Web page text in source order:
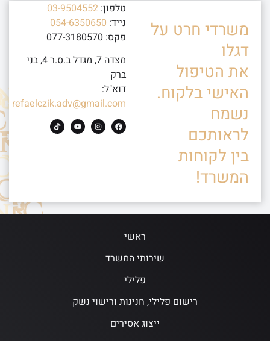
משרדי חרט על
דגלו
את הטיפול
האישי בלקוח.
נשמח
לראותכם
בין לקוחות
המשרד!
טלפון: 03-9504552
נייד: 054-6350650
פקס: 077-3180570
מצדה 7, מגדל ב.ס.ר 4, בני
ברק
דוא"ל:
refaelczik.adv@gmail.com
ראשי
שירותי המשרד
פלילי
רישום פלילי, חנינות ורישוי נשק
ייצוג אסירים